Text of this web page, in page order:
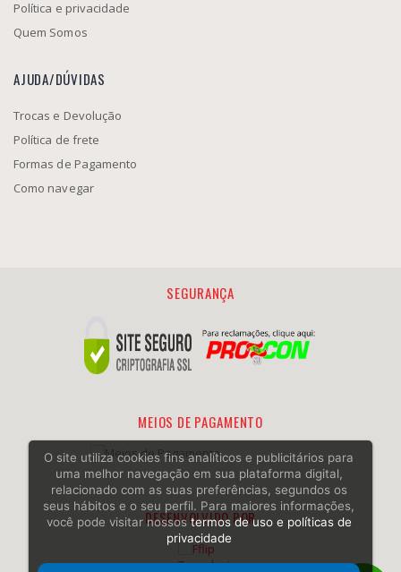
Política e privacidade
Quem Somos
AJUDA/DÚVIDAS
Trocas e Devolução
Política de frete
Formas de Pagamento
Como navegar
SEGURANÇA
MEIOS DE PAGAMENTO
DESENVOLVIDO POR
O site utiliza cookies fins analíticos e publicitários para
uma melhor navegação em sua plataforma digital,
relacionado com as suas preferências, segundos os
seus hábitos e o seu perfil. Para maiores informações,
você pode visitar nossostermos de uso e políticas de
privacidade